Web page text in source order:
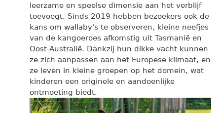
leerzame en speelse dimensie aan het verblijf
toevoegt. Sinds 2019 hebben bezoekers ook de
kans om wallaby's te observeren, kleine neefjes
van de kangoeroes afkomstig uit Tasmanië en
Oost-Australië. Dankzij hun dikke vacht kunnen
ze zich aanpassen aan het Europese klimaat, en
ze leven in kleine groepen op het domein, wat
kinderen een originele en aandoenlijke
ontmoeting biedt.